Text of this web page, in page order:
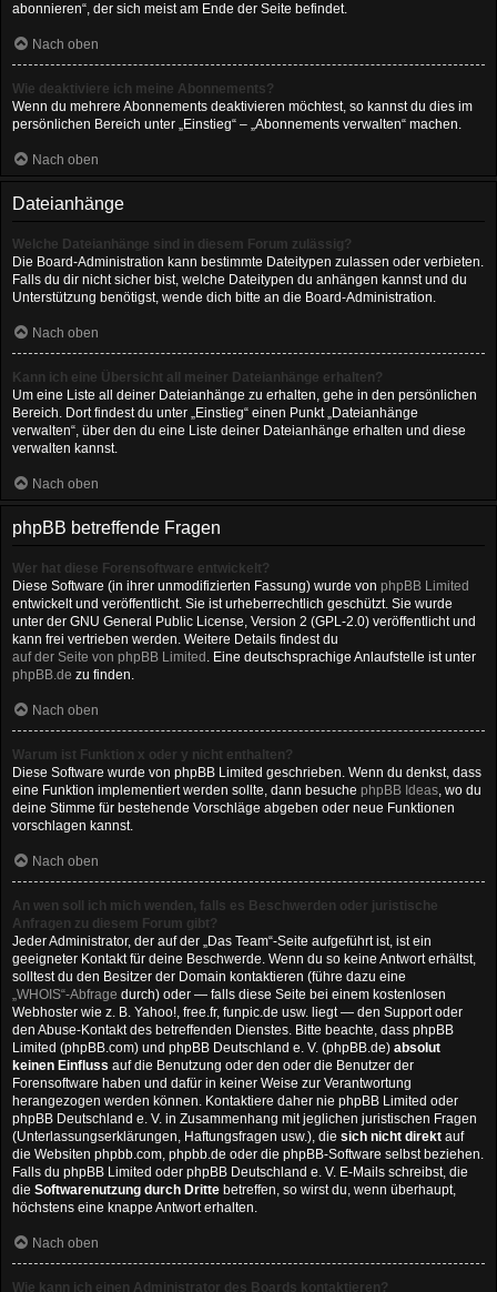
abonnieren“, der sich meist am Ende der Seite befindet.
Nach oben
Wie deaktiviere ich meine Abonnements?
Wenn du mehrere Abonnements deaktivieren möchtest, so kannst du dies im
persönlichen Bereich unter „Einstieg“ – „Abonnements verwalten“ machen.
Nach oben
Dateianhänge
Welche Dateianhänge sind in diesem Forum zulässig?
Die Board-Administration kann bestimmte Dateitypen zulassen oder verbieten.
Falls du dir nicht sicher bist, welche Dateitypen du anhängen kannst und du
Unterstützung benötigst, wende dich bitte an die Board-Administration.
Nach oben
Kann ich eine Übersicht all meiner Dateianhänge erhalten?
Um eine Liste all deiner Dateianhänge zu erhalten, gehe in den persönlichen
Bereich. Dort findest du unter „Einstieg“ einen Punkt „Dateianhänge
verwalten“, über den du eine Liste deiner Dateianhänge erhalten und diese
verwalten kannst.
Nach oben
phpBB betreffende Fragen
Wer hat diese Forensoftware entwickelt?
Diese Software (in ihrer unmodifizierten Fassung) wurde von phpBB Limited
entwickelt und veröffentlicht. Sie ist urheberrechtlich geschützt. Sie wurde
unter der GNU General Public License, Version 2 (GPL-2.0) veröffentlicht und
kann frei vertrieben werden. Weitere Details findest du
auf der Seite von phpBB Limited . Eine deutschsprachige Anlaufstelle ist unter
phpBB.de zu finden.
Nach oben
Warum ist Funktion x oder y nicht enthalten?
Diese Software wurde von phpBB Limited geschrieben. Wenn du denkst, dass
eine Funktion implementiert werden sollte, dann besuche phpBB Ideas, wo du
deine Stimme für bestehende Vorschläge abgeben oder neue Funktionen
vorschlagen kannst.
Nach oben
An wen soll ich mich wenden, falls es Beschwerden oder juristische
Anfragen zu diesem Forum gibt?
Jeder Administrator, der auf der „Das Team“-Seite aufgeführt ist, ist ein
geeigneter Kontakt für deine Beschwerde. Wenn du so keine Antwort erhältst,
solltest du den Besitzer der Domain kontaktieren (führe dazu eine
„WHOIS“-Abfrage durch) oder — falls diese Seite bei einem kostenlosen
Webhoster wie z. B. Yahoo!, free.fr, funpic.de usw. liegt — den Support oder
den Abuse-Kontakt des betreffenden Dienstes. Bitte beachte, dass phpBB
Limited (phpBB.com) und phpBB Deutschland e. V. (phpBB.de) absolut
keinen Einfluss auf die Benutzung oder den oder die Benutzer der
Forensoftware haben und dafür in keiner Weise zur Verantwortung
herangezogen werden können. Kontaktiere daher nie phpBB Limited oder
phpBB Deutschland e. V. in Zusammenhang mit jeglichen juristischen Fragen
(Unterlassungserklärungen, Haftungsfragen usw.), die sich nicht direkt auf
die Websiten phpbb.com, phpbb.de oder die phpBB-Software selbst beziehen.
Falls du phpBB Limited oder phpBB Deutschland e. V. E-Mails schreibst, die
die Softwarenutzung durch Dritte betreffen, so wirst du, wenn überhaupt,
höchstens eine knappe Antwort erhalten.
Nach oben
Wie kann ich einen Administrator des Boards kontaktieren?